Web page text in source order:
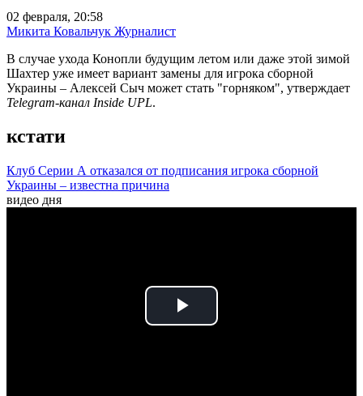
02 февраля, 20:58
Микита Ковальчук Журналист
В случае ухода Конопли будущим летом или даже этой зимой
Шахтер уже имеет вариант замены для игрока сборной
Украины – Алексей Сыч может стать "горняком", утверждает
Telegram-канал Inside UPL.
кстати
Клуб Серии А отказался от подписания игрока сборной
Украины – известна причина
видео дня
Play